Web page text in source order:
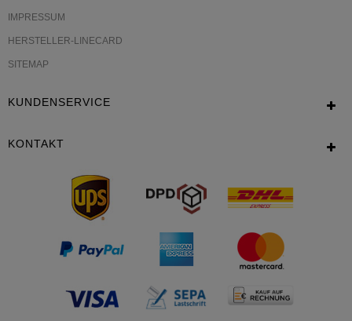
IMPRESSUM
HERSTELLER-LINECARD
SITEMAP
KUNDENSERVICE
KONTAKT